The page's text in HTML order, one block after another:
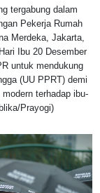
tergabung dalam
Pekerja Rumah
Merdeka, Jakarta,
Ibu 20 Desember
untuk mendukung
(UU PPRT) demi
terhadap ibu-
Prayogi)